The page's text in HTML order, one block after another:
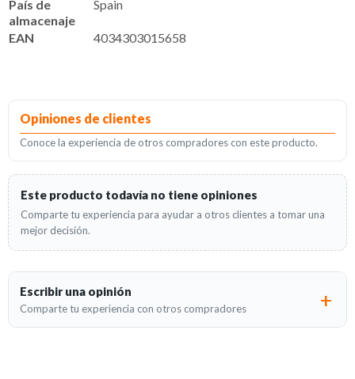
País de
almacenaje
Spain
EAN 4034303015658
Opiniones de clientes
Conoce la experiencia de otros compradores con este producto.
Este producto todavía no tiene opiniones
Comparte tu experiencia para ayudar a otros clientes a tomar una
mejor decisión.
Escribir una opinión
Comparte tu experiencia con otros compradores